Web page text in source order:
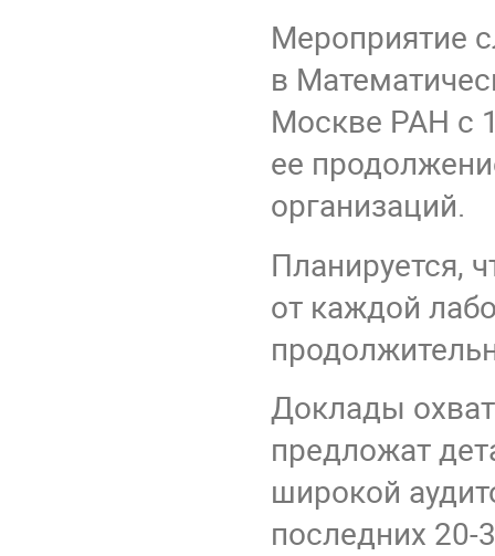
Мероприятие
в
Москве РАН с
ее
организаций.
Планируется,
от каждой
Доклады
предложат
широкой
последних 20-